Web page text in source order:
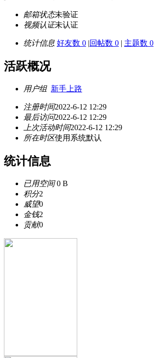
邮箱状态未验证
视频认证未认证
统计信息 好友数 0 |回帖数 0 | 主题数 0
活跃概况
用户组 新手上路
注册时间2022-6-12 12:29
最后访问2022-6-12 12:29
上次活动时间2022-6-12 12:29
所在时区使用系统默认
统计信息
已用空间0 B
积分2
威望0
金钱2
贡献0